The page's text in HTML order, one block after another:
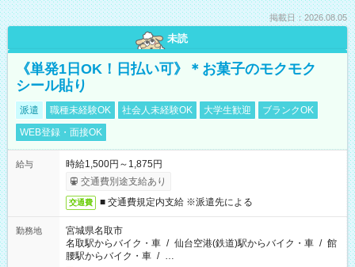
掲載日：2026.08.05
未読
《単発1日OK！日払い可》＊お菓子のモクモク
シール貼り
派遣 職種未経験OK 社会人未経験OK 大学生歓迎
ブランクOK
WEB登録・面接OK
給与
時給1,500円～1,875円
交通費別途支給あり
交通費 ■ 交通費規定内支給 ※派遣先による
勤務地
宮城県名取市
名取駅からバイク・車 / 仙台空港(鉄道)駅からバイク・車 / 館
腰駅からバイク・車 / …